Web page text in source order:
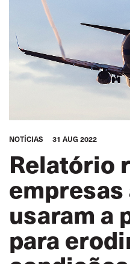
NOTÍCIAS 31 AUG 2022
Relatório
empresas
usaram a
para